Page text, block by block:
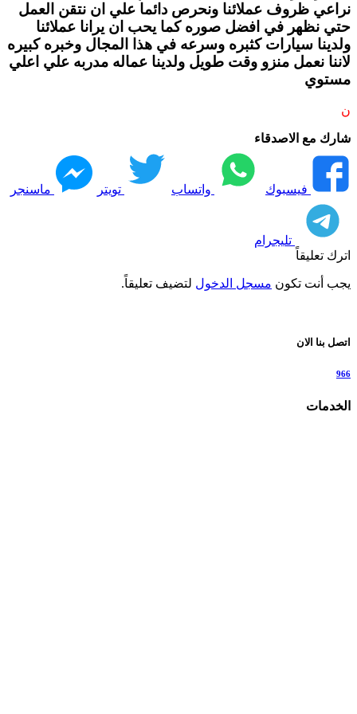
نراعي ظروف عملائنا ونحرص دائما علي ان نتقن العمل
حتي نظهر في افضل صوره كما يحب ان يرانا عملائنا
ولدينا سيارات كثبره وسرعه في هذا المجال وخبره كبيره
لاننا نعمل منزو وقت طويل ولدينا عماله مدربه علي اعلي
مستوي
ن
شارك مع الاصدقاء
فيسبوك واتساب تويتر ماسنجر
تليجرام
اترك تعليقاً
يجب أنت تكون مسجل الدخول لتضيف تعليقاً.
اتصل بنا الان
966
الخدمات